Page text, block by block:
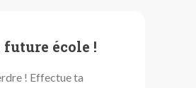
future école !
! Effectue ta